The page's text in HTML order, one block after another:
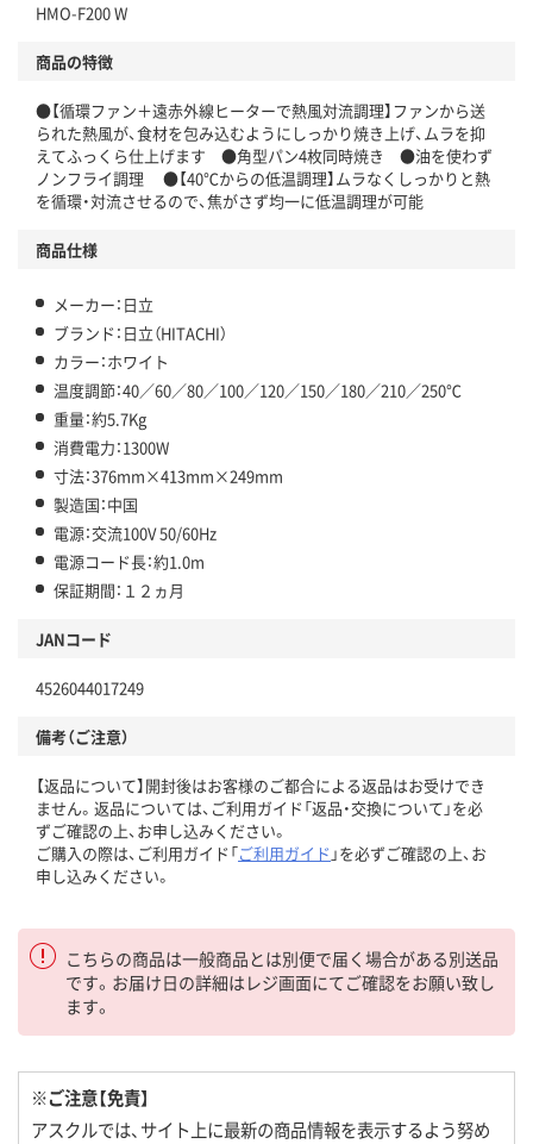
HMO-F200 W
商品の特徴
●【循環ファン＋遠赤外線ヒーターで熱風対流調理】ファンから送
られた熱風が、食材を包み込むようにしっかり焼き上げ、ムラを抑
えてふっくら仕上げます ●角型パン4枚同時焼き ●油を使わず
ノンフライ調理 ●【40℃からの低温調理】ムラなくしっかりと熱
を循環・対流させるので、焦がさず均一に低温調理が可能
商品仕様
メーカー：日立
ブランド：日立（HITACHI）
カラー：ホワイト
温度調節：40／60／80／100／120／150／180／210／250℃
重量：約5.7Kg
消費電力：1300W
寸法：376mm×413mm×249mm
製造国：中国
電源：交流100V 50/60Hz
電源コード長：約1.0m
保証期間：１２ヵ月
JANコード
4526044017249
備考（ご注意）
【返品について】開封後はお客様のご都合による返品はお受けでき
ません。返品については、ご利用ガイド「返品・交換について」を必
ずご確認の上、お申し込みください。
ご購入の際は、ご利用ガイド「ご利用ガイド 」を必ずご確認の上、お
申し込みください。
こちらの商品は一般商品とは別便で届く場合がある別送品
です。お届け日の詳細はレジ画面にてご確認をお願い致し
ます。
※ご注意【免責】
アスクルでは、サイト上に最新の商品情報を表示するよう努め